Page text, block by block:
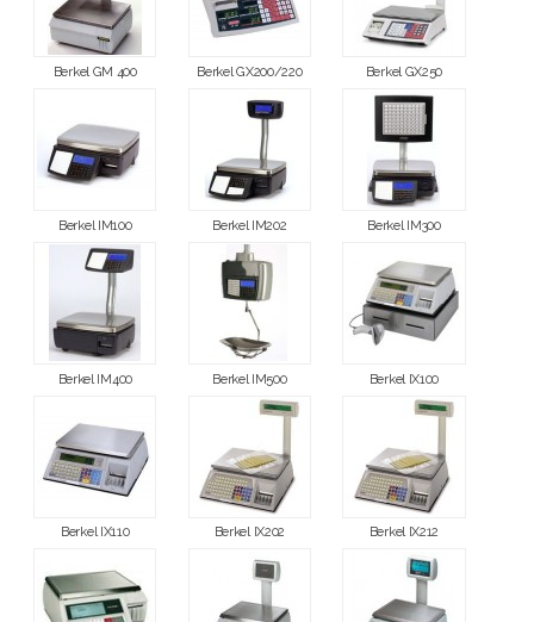
Berkel GM 400 Berkel GX200/220 Berkel GX250
Berkel IM100 Berkel IM202 Berkel IM300
Berkel IM400 Berkel IM500 Berkel IX100
Berkel IX110 Berkel IX202 Berkel IX212